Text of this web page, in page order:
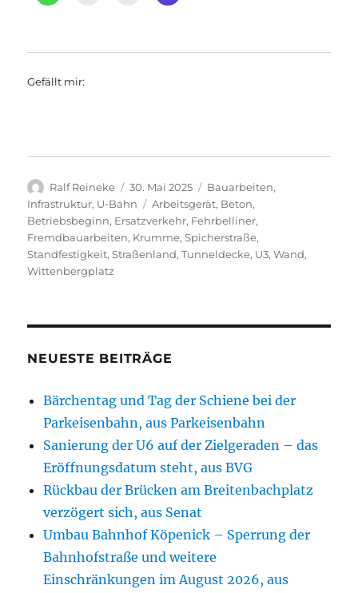
Gefällt mir:
Autor
Ralf Reineke
Veröffentlicht
am
30. Mai 2025 Kategorien
Bauarbeiten,
Infrastruktur, U-Bahn Schlagwörter
Arbeitsgerät, Beton,
Betriebsbeginn, Ersatzverkehr, Fehrbelliner,
Fremdbauarbeiten, Krumme,Spicherstraße,
Standfestigkeit,Straßenland,Tunneldecke, U3,Wand,
Wittenbergplatz
NEUESTE BEITRÄGE
Bärchentag und Tag der Schiene bei der
Parkeisenbahn, aus Parkeisenbahn
Sanierung der U6 auf der Zielgeraden – das
Eröffnungsdatum steht, aus BVG
Rückbau der Brücken am Breitenbachplatz
verzögert sich, aus Senat
Umbau Bahnhof Köpenick – Sperrung der
Bahnhofstraße und weitere
Einschränkungen im August 2026, aus